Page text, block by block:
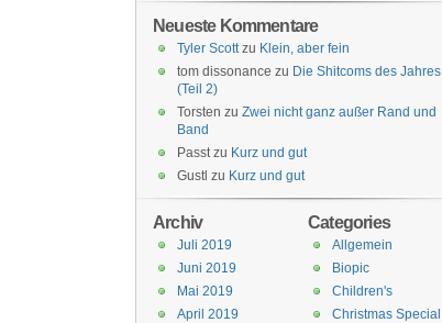
Neueste Kommentare
Tyler Scottzu Klein, aber fein
tom dissonance zu Die Shitcoms des Jahres
(Teil 2)
Torsten zu Zwei nicht ganz außer Rand und
Band
Passtzu Kurz und gut
Gustl zu Kurz und gut
Categories
Allgemein
Biopic
Children's
Christmas Special
Archiv
Juli 2019
Juni 2019
Mai 2019
April 2019